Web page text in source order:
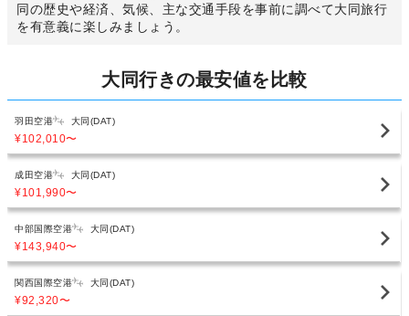
同の歴史や経済、気候、主な交通手段を事前に調べて大同旅行
を有意義に楽しみましょう。
大同行きの最安値を比較
羽田空港 大同(DAT)
¥102,010〜
成田空港 大同(DAT)
¥101,990〜
中部国際空港 大同(DAT)
¥143,940〜
関西国際空港 大同(DAT)
¥92,320〜